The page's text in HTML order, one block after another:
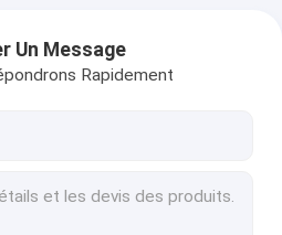
Un Message
Rapidement